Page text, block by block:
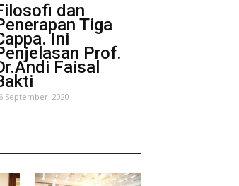
dan
Tiga
Ini
Prof.
Faisal
September, 2020